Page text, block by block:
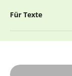
Für Texte